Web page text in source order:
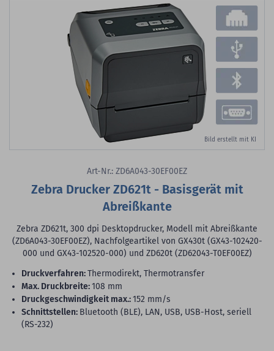
Bild erstellt mit KI
Art-Nr.: ZD6A043-30EF00EZ
Zebra Drucker ZD621t - Basisgerät mit
Abreißkante
Zebra ZD621t, 300 dpi Desktopdrucker, Modell mit Abreißkante
(ZD6A043-30EF00EZ), Nachfolgeartikel von GX430t (GX43-102420-
000 und GX43-102520-000) und ZD620t (ZD62043-T0EF00EZ)
Druckverfahren:Thermodirekt, Thermotransfer
max. Druckbreite:108 mm
Druckgeschwindigkeit max.:152 mm/s
Schnittstellen: Bluetooth (BLE), LAN, USB, USB-Host, seriell
(RS-232)